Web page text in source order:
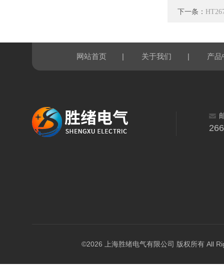
下一条：
网站首页 | 关于我们 | 产品
©2026 上海胜绪电气有限公司 版权所有 All